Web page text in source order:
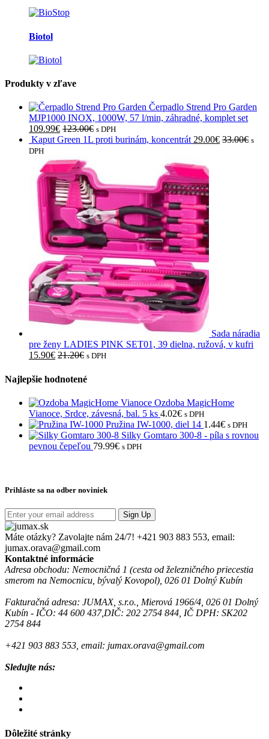
Biotol
Produkty v zľave
Čerpadlo Strend Pro Garden
MJP1000 INOX, 1000W, 57 l/min, záhradné, komplet set
109.99€ 123.00€ s DPH
Kaput Green 1L proti burinám, koncentrát 29.00€ 33.00€ s
DPH
Sada náradia
pre ženy LADIES PINK SET01, 39 dielna, ružová, v kufri
15.90€ 21.20€ s DPH
Najlepšie hodnotené
Ozdoba MagicHome
Vianoce, Srdce, závesná, bal. 5 ks 4.02€ s DPH
Pružina IW-1000, diel 14 1.44€ s DPH
Silky Gomtaro 300-8 - píla s rovnou
pevnou čepeľou 79.99€ s DPH
Prihláste sa na odber noviniek
Sign Up
Máte otázky? Zavolajte nám 24/7! +421 903 883 553, email:
jumax.orava@gmail.com
Kontaktné informácie
Adresa obchodu: Nemocničná 1 (cesta od železničného priecestia
smerom na Nemocnicu, bývalý Kovopol), 026 01 Dolný Kubín
Fakturačná adresa: JUMAX, s.r.o., Mierová 1966/4, 026 01 Dolný
Kubín - IČO: 44 600 437,DIČ: 202 2754 844, IČ DPH: SK202
2754 844
+421 903 883 553, email: jumax.orava@gmail.com
Sledujte nás:
Dôležité stránky